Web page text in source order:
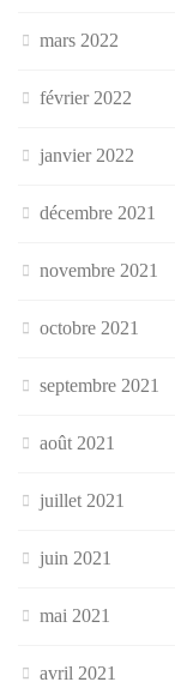
mars 2022
février 2022
janvier 2022
décembre 2021
novembre 2021
octobre 2021
septembre 2021
août 2021
juillet 2021
juin 2021
mai 2021
avril 2021